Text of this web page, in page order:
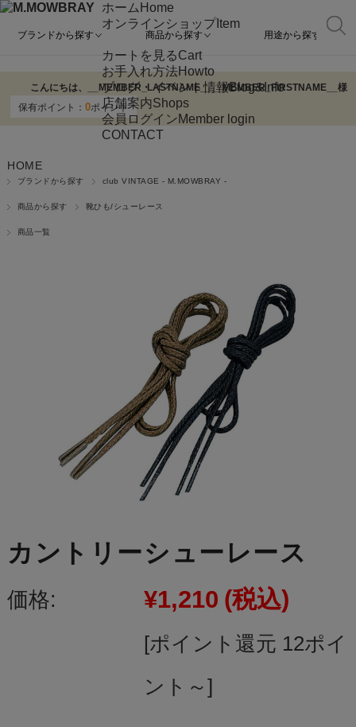
ホーム Home
オンラインショップItem
カートを見るCart
お手入れ方法Howto
ブログ・イベント情報Blog&Info
店舗案内Shops
会員ログインMember login
CONTACT
ブランドから探す 商品から探す 用途から探す
こんにちは、 __MEMBER_LASTNAME____MEMBER_FIRSTNAME__ 様
保有ポイント：0ポイント
HOME
ブランドから探す club VINTAGE - M.MOWBRAY -
商品から探す 靴ひも/シューレース
商品一覧
カントリーシューレース
価格: ¥1,210 (税込)
[ポイント還元 12ポイ
ント～]